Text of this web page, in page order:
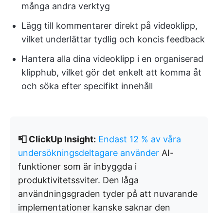
många andra verktyg
Lägg till kommentarer direkt på videoklipp,
vilket underlättar tydlig och koncis feedback
Hantera alla dina videoklipp i en organiserad
klipphub, vilket gör det enkelt att komma åt
och söka efter specifikt innehåll
📮 ClickUp Insight: Endast 12 % av våra
undersökningsdeltagare använder AI-
funktioner som är inbyggda i
produktivitetssviter. Den låga
användningsgraden tyder på att nuvarande
implementationer kanske saknar den